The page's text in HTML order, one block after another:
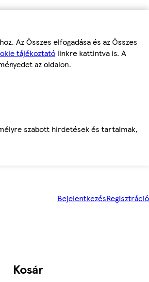
Az Összes elfogadása és az Összes
tájékoztató linkre kattintva is. A
az oldalon.
szabott hirdetések és tartalmak,
BejelentkezésRegisztráció
Kosár